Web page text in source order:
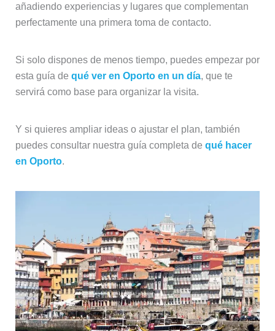
añadiendo experiencias y lugares que complementan
perfectamente una primera toma de contacto.
Si solo dispones de menos tiempo, puedes empezar por
esta guía de qué ver en Oporto en un día, que te
servirá como base para organizar la visita.
Y si quieres ampliar ideas o ajustar el plan, también
puedes consultar nuestra guía completa de qué hacer
en Oporto.